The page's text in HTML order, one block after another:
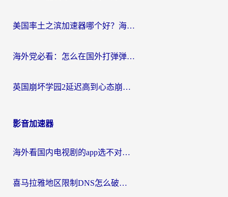
美国率土之滨加速器哪个好？海外党国服游戏畅玩终极指南（附多游戏解决方案）
海外党必看：怎么在国外打弹弹堂不卡？番茄加速器亲测指南
英国崩坏学园2延迟高到心态崩？海外党国服游戏加速终极指南
影音加速器
海外看国内电视剧的app选不对？这份回国加速器避坑指南帮你流畅追剧
喜马拉雅地区限制DNS怎么破？海外党听国内音乐听书的终极解决方案